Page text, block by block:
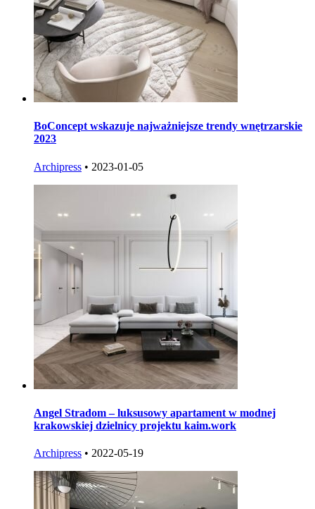
BoConcept wskazuje najważniejsze trendy wnętrzarskie
2023
Archipress • 2023-01-05
Angel Stradom – luksusowy apartament w modnej
krakowskiej dzielnicy projektu kaim.work
Archipress • 2022-05-19